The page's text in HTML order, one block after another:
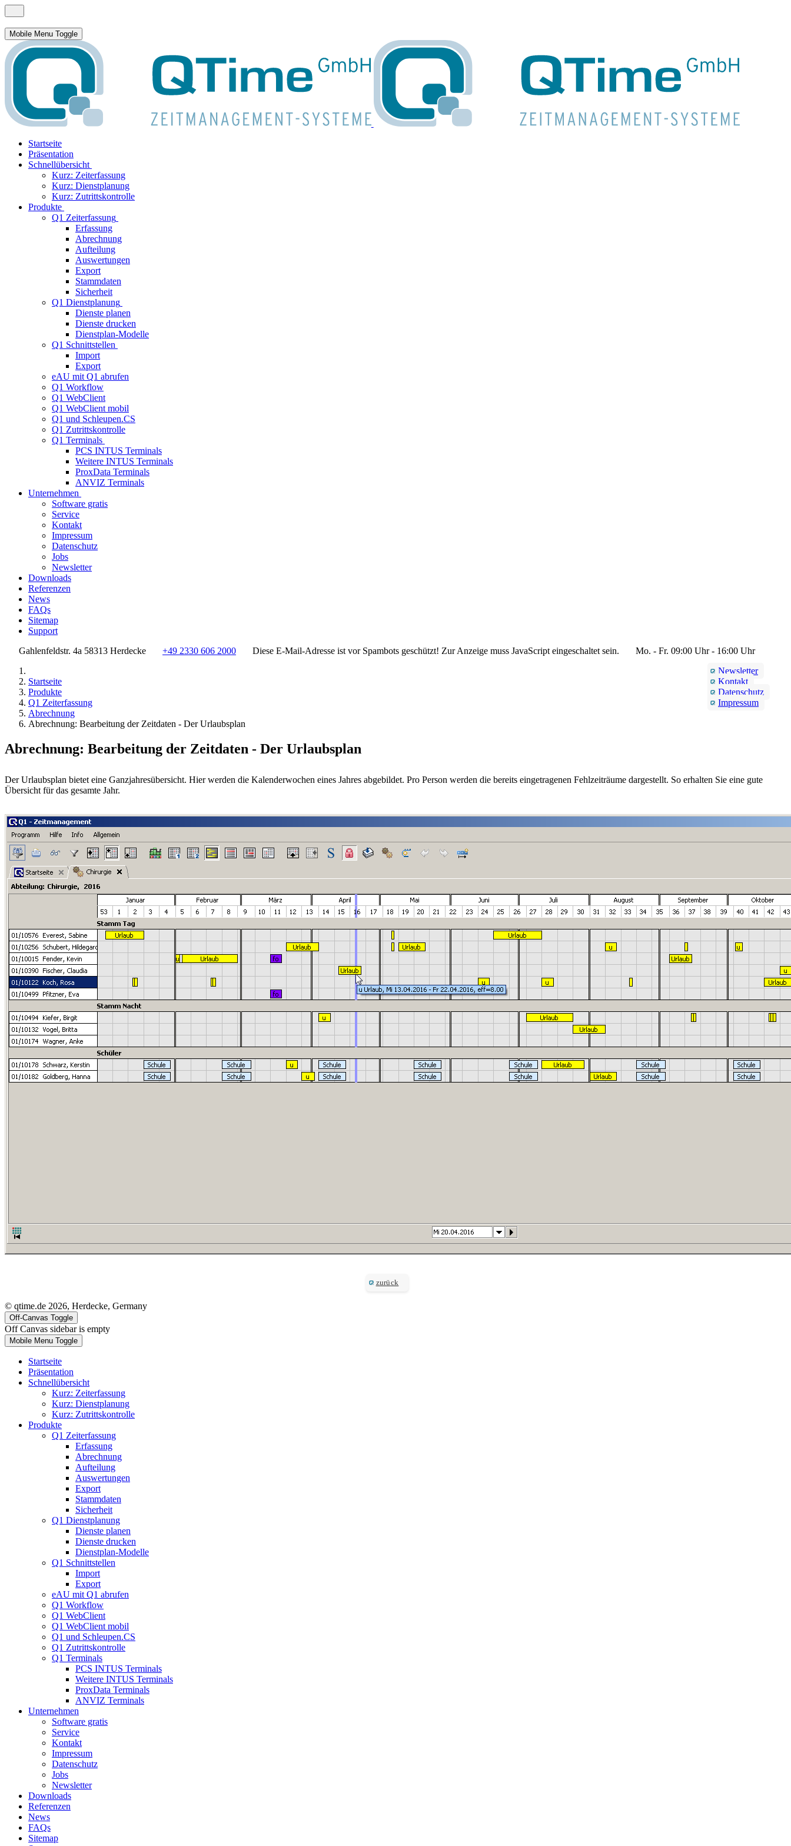
Mobile Menu Toggle
Startseite
Präsentation
Schnellübersicht
Kurz: Zeiterfassung
Kurz: Dienstplanung
Kurz: Zutrittskontrolle
Produkte
Q1 Zeiterfassung
Erfassung
Abrechnung
Aufteilung
Auswertungen
Export
Stammdaten
Sicherheit
Q1 Dienstplanung
Dienste planen
Dienste drucken
Dienstplan-Modelle
Q1 Schnittstellen
Import
Export
eAU mit Q1 abrufen
Q1 Workflow
Q1 WebClient
Q1 WebClient mobil
Q1 und Schleupen.CS
Q1 Zutrittskontrolle
Q1 Terminals
PCS INTUS Terminals
Weitere INTUS Terminals
ProxData Terminals
ANVIZ Terminals
Unternehmen
Software gratis
Service
Kontakt
Impressum
Datenschutz
Jobs
Newsletter
Downloads
Referenzen
News
FAQs
Sitemap
Support
Gahlenfeldstr. 4a 58313 Herdecke
+49 2330 606 2000 Diese E-Mail-Adresse ist vor Spambots geschützt! Zur Anzeige muss JavaScript eingeschaltet sein.
Mo. - Fr. 09:00 Uhr - 16:00 Uhr
Newsletter
Kontakt
Datenschutz
Impressum
Startseite
Produkte
Q1 Zeiterfassung
Abrechnung
Abrechnung: Bearbeitung der Zeitdaten - Der Urlaubsplan
Abrechnung: Bearbeitung der Zeitdaten - Der Urlaubsplan
Der Urlaubsplan bietet eine Ganzjahresübersicht. Hier werden die Kalenderwochen eines Jahres abgebildet. Pro Person werden die bereits eingetragenen Fehlzeiträume dargestellt. So erhalten Sie eine gute
Übersicht für das gesamte Jahr.
zurück
© qtime.de 2026, Herdecke, Germany
Off-Canvas Toggle
Off Canvas sidebar is empty
Mobile Menu Toggle
Startseite
Präsentation
Schnellübersicht
Kurz: Zeiterfassung
Kurz: Dienstplanung
Kurz: Zutrittskontrolle
Produkte
Q1 Zeiterfassung
Erfassung
Abrechnung
Aufteilung
Auswertungen
Export
Stammdaten
Sicherheit
Q1 Dienstplanung
Dienste planen
Dienste drucken
Dienstplan-Modelle
Q1 Schnittstellen
Import
Export
eAU mit Q1 abrufen
Q1 Workflow
Q1 WebClient
Q1 WebClient mobil
Q1 und Schleupen.CS
Q1 Zutrittskontrolle
Q1 Terminals
PCS INTUS Terminals
Weitere INTUS Terminals
ProxData Terminals
ANVIZ Terminals
Unternehmen
Software gratis
Service
Kontakt
Impressum
Datenschutz
Jobs
Newsletter
Downloads
Referenzen
News
FAQs
Sitemap